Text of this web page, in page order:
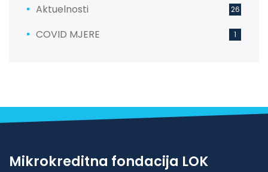
Aktuelnosti 26
COVID MJERE 1
Mikrokreditna fondacija LOK